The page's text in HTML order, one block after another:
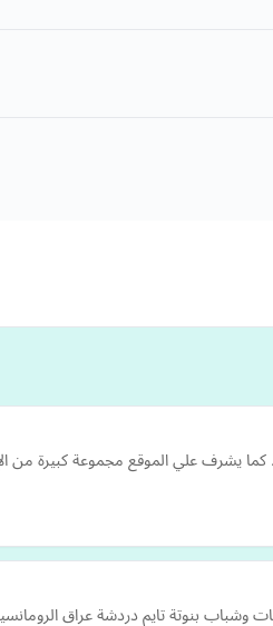
علي الموقع مجموعة كبيرة من
وشباب بنوتة تايم دردشة عراق